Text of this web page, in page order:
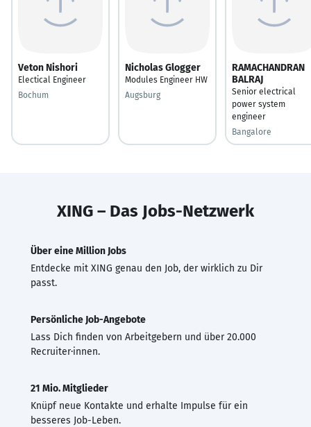
Veton Nishori
Electical Engineer
Bochum
Nicholas Glogger
Modules Engineer HW
Augsburg
RAMACHANDRAN
BALRAJ
Senior electrical
power system
engineer
Bangalore
XING – Das Jobs-Netzwerk
Über eine Million Jobs
Entdecke mit XING genau den Job, der wirklich zu Dir
passt.
Persönliche Job-Angebote
Lass Dich finden von Arbeitgebern und über 20.000
Recruiter·innen.
21 Mio. Mitglieder
Knüpf neue Kontakte und erhalte Impulse für ein
besseres Job-Leben.